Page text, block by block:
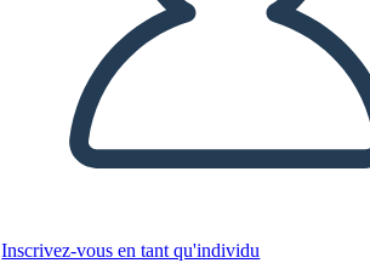
Inscrivez-vous en tant qu'individu